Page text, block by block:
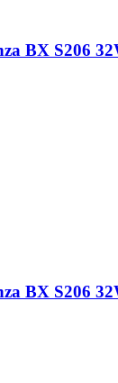
BX S206
BX S206